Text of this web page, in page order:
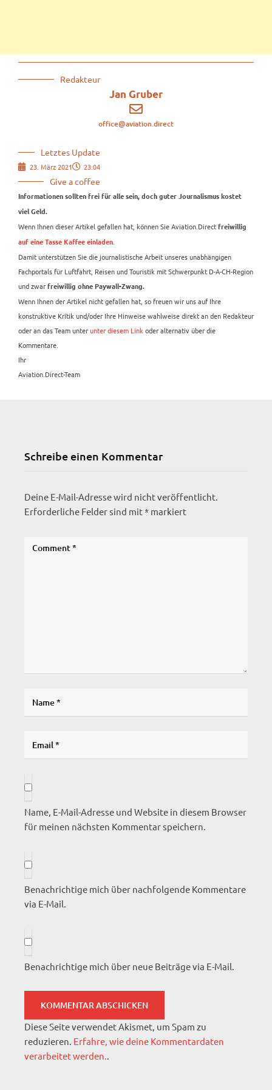
Redakteur
Jan Gruber
office@aviation.direct
Letztes Update
23. März 2021 23:04
Give a coffee
Informationen sollten frei für alle sein, doch guter Journalismus kostet
viel Geld.
Wenn Ihnen dieser Artikel gefallen hat, können Sie Aviation.Direct freiwillig
auf eine Tasse Kaffee einladen
Damit unterstützen Sie die journalistische Arbeit unseres unabhängigen
Fachportals für Luftfahrt, Reisen und Touristik mit Schwerpunkt D-A-CH-Region
und zwar freiwillig ohne Paywall-Zwang.
Wenn Ihnen der Artikel nicht gefallen hat, so freuen wir uns auf Ihre
konstruktive Kritik und/oder Ihre Hinweise wahlweise direkt an den Redakteur
oder an das Team unterunter diesem Link oder alternativ über die
Kommentare.
Ihr
Aviation.Direct-Team
Schreibe einen Kommentar
Deine E-Mail-Adresse wird nicht veröffentlicht.
Erforderliche Felder sind mit* markiert
Name, E-Mail-Adresse und Website in diesem Browser
für meinen nächsten Kommentar speichern.
Benachrichtige mich über nachfolgende Kommentare
via E-Mail.
Benachrichtige mich über neue Beiträge via E-Mail.
Diese Seite verwendet Akismet, um Spam zu
reduzieren. Erfahre, wie deine Kommentardaten
verarbeitet werden..